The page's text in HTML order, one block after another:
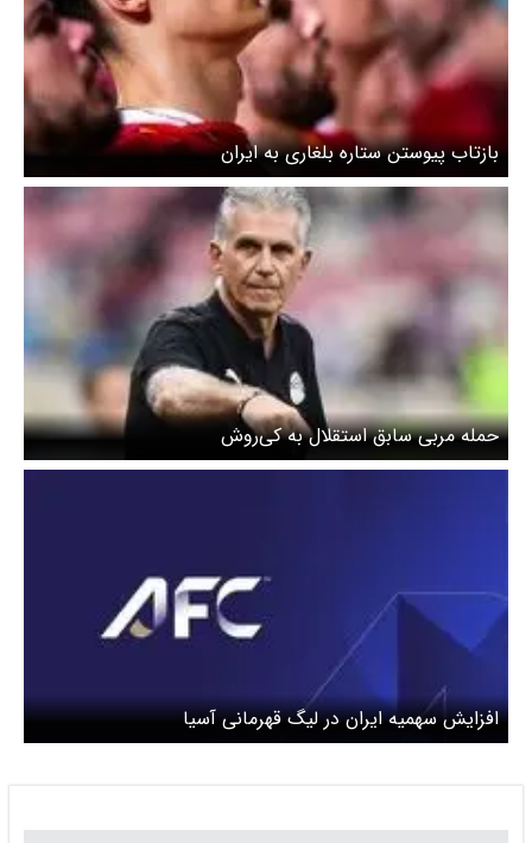
بازتاب پیوستن ستاره بلغاری به ایران
حمله مربی سابق استقلال به کی‌روش
افزایش سهمیه ایران در لیگ قهرمانی آسیا